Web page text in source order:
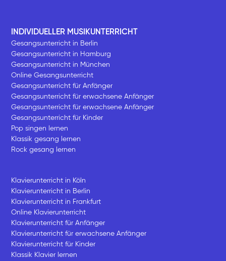
INDIVIDUELLER MUSIKUNTERRICHT
Gesangsunterricht in Berlin
Gesangsunterricht in Hamburg
Gesangsunterricht in München
Online Gesangsunterricht
Gesangsunterricht für Anfänger
Gesangsunterricht für erwachsene Anfänger
Gesangsunterricht für erwachsene Anfänger
Gesangsunterricht für Kinder
Pop singen lernen
Klassik gesang lernen
Rock gesang lernen
Klavierunterricht in Köln
Klavierunterricht in Berlin
Klavierunterricht in Frankfurt
Online Klavierunterricht
Klavierunterricht für Anfänger
Klavierunterricht für erwachsene Anfänger
Klavierunterricht für Kinder
Klassik Klavier lernen